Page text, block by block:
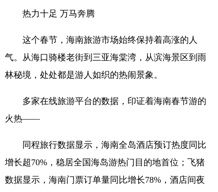
热力十足 万马奔腾
这个春节，海南旅游市场始终保持着高涨的人
气。从海口骑楼老街到三亚海棠湾，从滨海景区到雨
林秘境，处处都是游人如织的热闹景象。
多家在线旅游平台的数据，印证着海南春节游的
火热——
同程旅行数据显示，海南全岛酒店预订热度同比
增长超70%，稳居全国海岛游热门目的地首位；飞猪
数据显示，海南门票订单量同比增长78%，酒店间夜